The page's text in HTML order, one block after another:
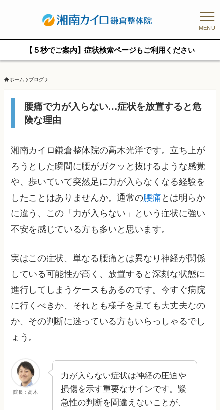
MENU
【５秒でご案内】症状検索ページもご利用ください
ホーム ブログ
腰痛で力が入らない…症状を放置すると危
険な理由
湘南カイロ鎌倉整体院の高木光洋です。立ち上が
ろうとした瞬間に腰がガクッと抜けるような感覚
や、歩いていて突然足に力が入らなくなる経験を
したことはありませんか。通常の腰痛 とは明らか
に違う、この「力が入らない」という症状に強い
不安を感じている方も多いと思います。
実はこの症状、単なる腰痛とは異なり神経が関係
している可能性が高く、放置すると深刻な状態に
進行してしまうケースもあるのです。今すぐ病院
に行くべきか、それとも様子を見ても大丈夫なの
か、その判断に迷っている方もいらっしゃるでし
ょう。
院長：高木
力が入らない症状は神経の圧迫や
損傷を示す重要なサインです。緊
急性の判断を間違えないことが、